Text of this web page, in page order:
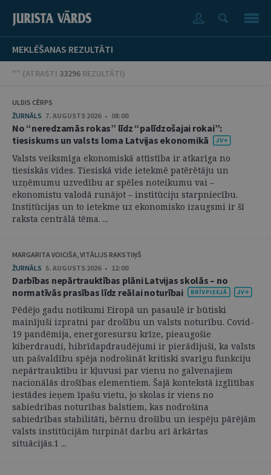
MEKLĒŠANAS REZULTĀTI
"" (ATRASTI 33296 REZULTĀTI)
ULDIS CĒRPS
ŽURNĀLS 7. AUGUSTS 2026 • 08:00
No “neredzamās rokas” līdz “palīdzošajai rokai”:
tiesiskums un valsts loma Latvijas ekonomikā
Valsts veiksmīga ekonomiskā attīstība ir atkarīga no
tiesiskās vides. Tiesiskā vide ietekmē patērētāju un
uzņēmumu uzvedību ar spēles noteikumu vai –
ekonomistu valodā runājot – institūciju starpniecību.
Institūcijas un to ietekme uz ekonomisko izaugsmi ir šī
raksta centrālā tēma. ...
MARGARITA VOICIŠA, VITĀLIJS RAKSTIŅŠ
ŽURNĀLS 5. AUGUSTS 2026 • 12:00
Darbības nepārtrauktības plāni Latvijas skolās – no
normatīvās prasības līdz reālai noturībai
Pēdējo gadu notikumi Eiropā un pasaulē ir būtiski
mainījuši izpratni par drošību un valsts noturību. Covid-
19 pandēmija, energoresursu krīze, pieaugošie
kiberdraudi, hibrīdapdraudējumi ir pierādījuši, ka valsts
un pašvaldību spēja nodrošināt kritiski svarīgu funkciju
nepārtrauktību ir kļuvusi par vienu no galvenajiem
nacionālās drošības elementiem. Šajā kontekstā izglītības
iestādes ieņem īpašu vietu, jo skolas ir viens no
sabiedrības noturības balstiem, kas nodrošina
sabiedrības stabilitāti, bērnu drošību un iespēju pārējām
valsts institūcijām turpināt darbu arī ārkārtas
situācijās.1 ...